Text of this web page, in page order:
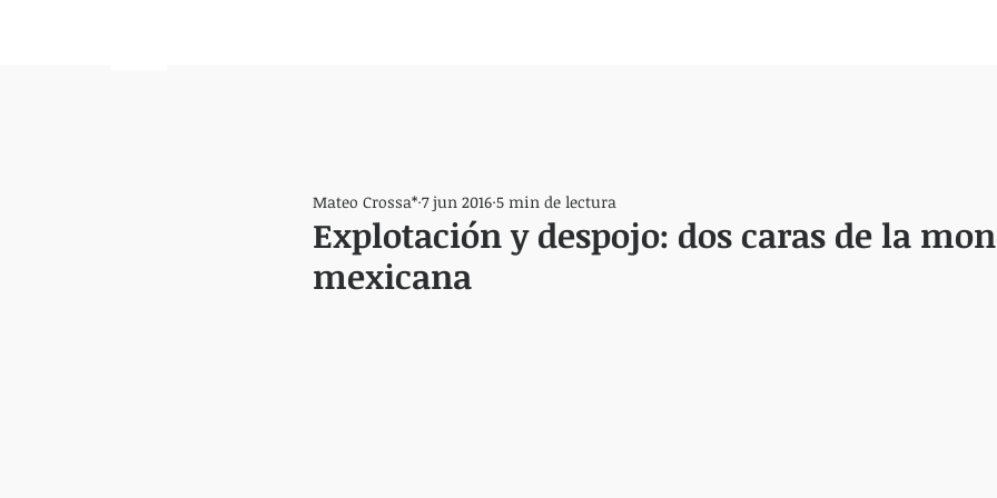
Explotación y despojo: dos caras de la
mexicana
Mateo Crossa* 7 jun 2016 5 min de lectura